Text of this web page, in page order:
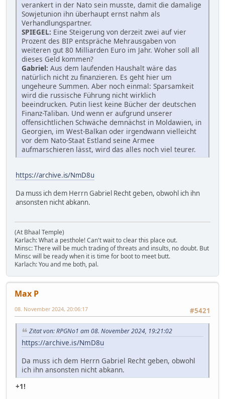
verankert in der Nato sein musste, damit die damalige
Sowjetunion ihn überhaupt ernst nahm als
Verhandlungspartner.
SPIEGEL: Eine Steigerung von derzeit zwei auf vier
Prozent des BIP entspräche Mehrausgaben von
weiteren gut 80 Milliarden Euro im Jahr. Woher soll all
dieses Geld kommen?
Gabriel: Aus dem laufenden Haushalt wäre das
natürlich nicht zu finanzieren. Es geht hier um
ungeheure Summen. Aber noch einmal: Sparsamkeit
wird die russische Führung nicht wirklich
beeindrucken. Putin liest keine Bücher der deutschen
Finanz-Taliban. Und wenn er aufgrund unserer
offensichtlichen Schwäche demnächst in Moldawien, in
Georgien, im West-Balkan oder irgendwann vielleicht
vor dem Nato-Staat Estland seine Armee
aufmarschieren lässt, wird das alles noch viel teurer.
https://archive.is/NmD8u
Da muss ich dem Herrn Gabriel Recht geben, obwohl ich ihn
ansonsten nicht abkann.
(At Bhaal Temple)
Karlach: What a pesthole! Can't wait to clear this place out.
Minsc: There will be much trading of threats and insults, no doubt. But
Minsc will be ready when it is time for boot to meet butt.
Karlach: You and me both, pal.
Max P
#5421
08. November 2024, 20:06:17
Zitat von: RPGNo1 am 08. November 2024, 19:21:02
https://archive.is/NmD8u
Da muss ich dem Herrn Gabriel Recht geben, obwohl
ich ihn ansonsten nicht abkann.
+1!